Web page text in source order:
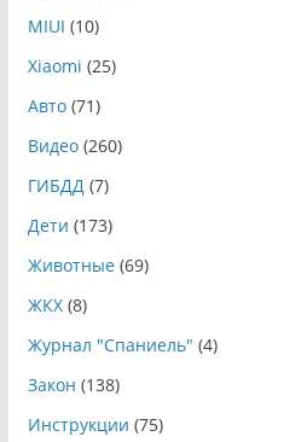
MIUI (10)
Xiaomi (25)
Авто(71)
Видео(260)
ГИБДД(7)
Дети (173)
Животные(69)
ЖКХ(8)
Журнал "Спаниель" (4)
Закон (138)
Инструкции (75)